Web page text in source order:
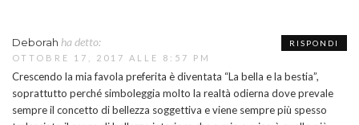
Deborah ha detto:
OTTOBRE 17, 2017 ALLE 8:57 PM
Crescendo la mia favola preferita è diventata “La bella e la bestia”,
soprattutto perché simboleggia molto la realtà odierna dove prevale
sempre il concetto di bellezza soggettiva e viene sempre più spesso
RISPONDI